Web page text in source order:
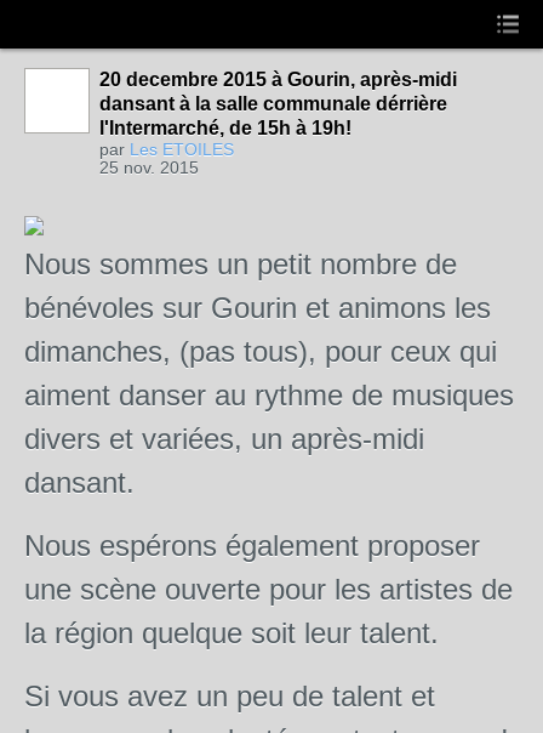
20 decembre 2015 à Gourin, après-midi
dansant à la salle communale dérrière
l'Intermarché, de 15h à 19h!
par Les ETOILES
25 nov. 2015
Nous sommes un petit nombre de
bénévoles sur Gourin et animons les
dimanches, (pas tous), pour ceux qui
aiment danser au rythme de musiques
divers et variées, un après-midi
dansant.
Nous espérons également proposer
une scène ouverte pour les artistes de
la région quelque soit leur talent.
Si vous avez un peu de talent et